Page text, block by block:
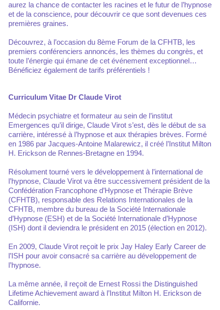
aurez la chance de contacter les racines et le futur de l’hypnose
et de la conscience, pour découvrir ce que sont devenues ces
premières graines.
Découvrez, à l’occasion du 8ème Forum de la CFHTB, les
premiers conférenciers annoncés, les thèmes du congrès, et
toute l’énergie qui émane de cet événement exceptionnel…
Bénéficiez également de tarifs préférentiels !
Curriculum Vitae Dr Claude Virot
Médecin psychiatre et formateur au sein de l’institut
Emergences qu’il dirige, Claude Virot s’est, dès le début de sa
carrière, intéressé à l’hypnose et aux thérapies brèves. Formé
en 1986 par Jacques-Antoine Malarewicz, il créé l’Institut Milton
H. Erickson de Rennes-Bretagne en 1994.
Résolument tourné vers le développement à l’international de
l’hypnose, Claude Virot va être successivement président de la
Confédération Francophone d’Hypnose et Thérapie Brève
(CFHTB), responsable des Relations Internationales de la
CFHTB, membre du bureau de la Société Internationale
d’Hypnose (ESH) et de la Société Internationale d’Hypnose
(ISH) dont il deviendra le président en 2015 (élection en 2012).
En 2009, Claude Virot reçoit le prix Jay Haley Early Career de
l’ISH pour avoir consacré sa carrière au développement de
l’hypnose.
La même année, il reçoit de Ernest Rossi the Distinguished
Lifetime Achievement award à l’Institut Milton H. Erickson de
Californie.